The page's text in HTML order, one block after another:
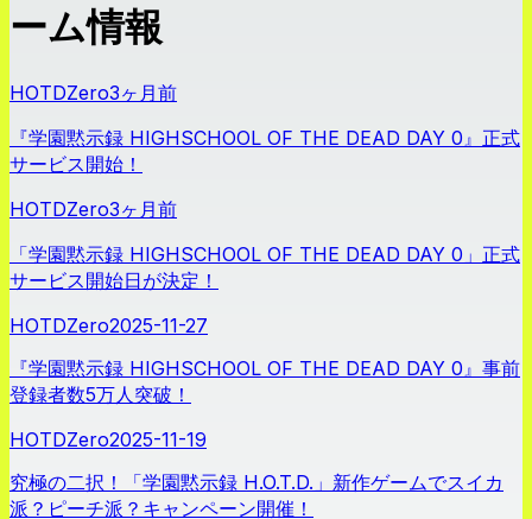
ーム情報
HOTDZero3ヶ月前
『学園黙示録 HIGHSCHOOL OF THE DEAD DAY 0』正式
サービス開始！
HOTDZero3ヶ月前
「学園黙示録 HIGHSCHOOL OF THE DEAD DAY 0」正式
サービス開始日が決定！
HOTDZero2025-11-27
『学園黙示録 HIGHSCHOOL OF THE DEAD DAY 0』事前
登録者数5万人突破！
HOTDZero2025-11-19
究極の二択！「学園黙示録 H.O.T.D.」新作ゲームでスイカ
派？ピーチ派？キャンペーン開催！